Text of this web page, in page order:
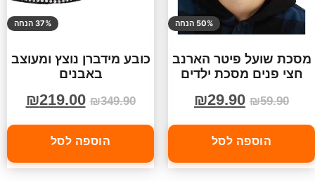
50% הנחה
מסכת שועל פיטר הארנב
חצי פנים מסכת ילדים
₪59.90
₪29.90
הוספה לסל
37% הנחה
כובע מידברן נוצץ ומעוצב
באבנים
₪349.90
₪219.00
הוספה לסל